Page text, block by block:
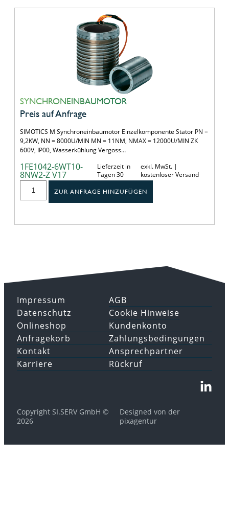
SYNCHRONEINBAUMOTOR
Preis auf Anfrage
SIMOTICS M Synchroneinbaumotor Einzelkomponente Stator PN =
9,2KW, NN = 8000U/MIN MN = 11NM, NMAX = 12000U/MIN ZK
600V, IP00, Wasserkühlung Vergoss…
1FE1042-6WT10-
8NW2-Z V17
Lieferzeit in
Tagen 30
exkl. MwSt. |
kostenloser Versand
ZUR ANFRAGE HINZUFÜGEN
Impressum
Datenschutz
AGB
Cookie Hinweise
Onlineshop
Anfragekorb
Kundenkonto
Zahlungsbedingungen
Kontakt
Karriere
Ansprechpartner
Rückruf
Copyright SI.SERV GmbH ©
2026
Designed von der
pixagentur